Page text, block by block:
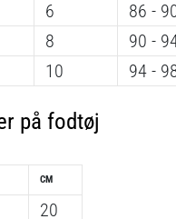
6
8
10
86 -
90 -
94 -
på fodtøj
CM
20